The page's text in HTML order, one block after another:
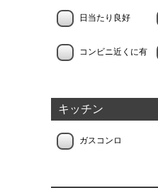
日当たり良好
コンビニ近くに有
キッチン
ガスコンロ